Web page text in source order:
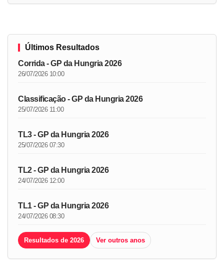
Últimos Resultados
Corrida - GP da Hungria 2026
26/07/2026 10:00
Classificação - GP da Hungria 2026
25/07/2026 11:00
TL3 - GP da Hungria 2026
25/07/2026 07:30
TL2 - GP da Hungria 2026
24/07/2026 12:00
TL1 - GP da Hungria 2026
24/07/2026 08:30
Resultados de 2026 Ver outros anos